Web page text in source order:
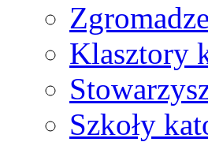
Klasztory
Szkoły